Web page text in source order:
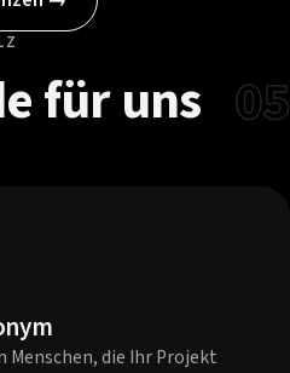
füruns 05
die Ihr Projekt